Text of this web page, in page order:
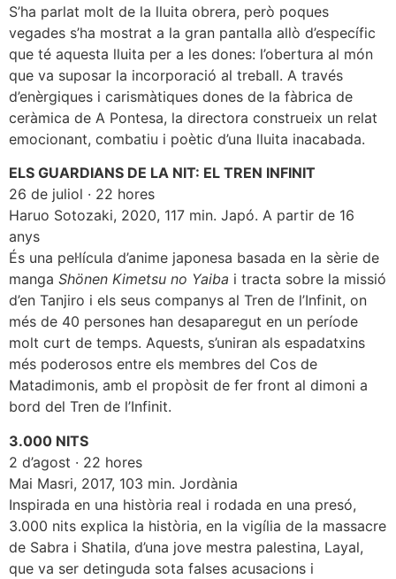
S’ha parlat molt de la lluita obrera, però poques
vegades s’ha mostrat a la gran pantalla allò d’específic
que té aquesta lluita per a les dones: l’obertura al món
que va suposar la incorporació al treball. A través
d’enèrgiques i carismàtiques dones de la fàbrica de
ceràmica de A Pontesa, la directora construeix un relat
emocionant, combatiu i poètic d’una lluita inacabada.
ELS GUARDIANS DE LA NIT: EL TREN INFINIT
26 de juliol · 22 hores
Haruo Sotozaki, 2020, 117 min. Japó. A partir de 16
anys
És una pel·lícula d’anime japonesa basada en la sèrie de
manga Shönen Kimetsu no Yaiba i tracta sobre la missió
d’en Tanjiro i els seus companys al Tren de l’Infinit, on
més de 40 persones han desaparegut en un període
molt curt de temps. Aquests, s’uniran als espadatxins
més poderosos entre els membres del Cos de
Matadimonis, amb el propòsit de fer front al dimoni a
bord del Tren de l’Infinit.
3.000 NITS
2 d’agost · 22 hores
Mai Masri, 2017, 103 min. Jordània
Inspirada en una història real i rodada en una presó,
3.000 nits explica la història, en la vigília de la massacre
de Sabra i Shatila, d’una jove mestra palestina, Layal,
que va ser detinguda sota falses acusacions i